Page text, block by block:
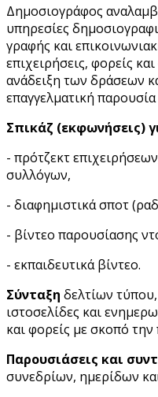
Δημοσιογράφος
υπηρεσίες
γραφής και
επιχειρήσεις, φορείς
ανάδειξη των δράσεων
επαγγελματική
Σπικάζ (εκφωνήσεις)
- πρότζεκτ
συλλόγων,
- διαφημιστικά σποτ
- βίντεο παρουσίασης
- εκπαιδευτικά βίντεο.
Σύνταξη δελτίων
ιστοσελίδες και
και φορείς με σκοπό
Παρουσιάσεις και
συνεδρίων, ημερίδων